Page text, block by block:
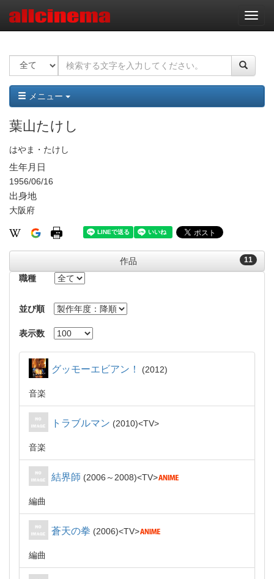
ナ
ビ
ー
ョ
ン
メニュー
葉山たけし
はやま・たけし
生年月日
1956/06/16
出身地
大阪府
11
作品
職種
並び順
表示数
グッモーエビアン！ 2012
音楽
トラブルマン 2010 TV
音楽
結界師 2006～2008 TV
編曲
蒼天の拳 2006 TV
編曲